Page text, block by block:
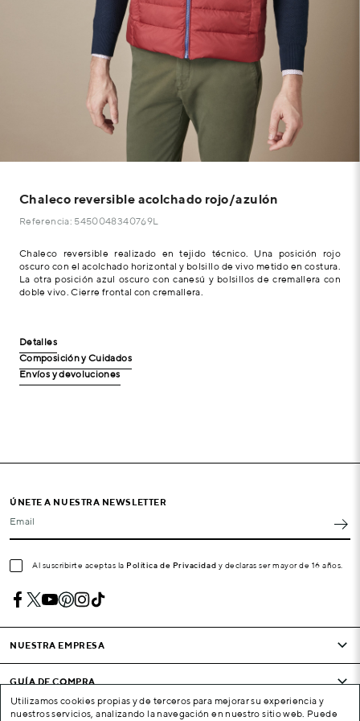
Chaleco reversible acolchado rojo/azulón
Referencia: 5450048340769L
Chaleco reversible realizado en tejido técnico. Una posición rojo
oscuro con el acolchado horizontal y bolsillo de vivo metido en costura.
La otra posición azul oscuro con canesú y bolsillos de cremallera con
doble vivo. Cierre frontal con cremallera.
Detalles
Composición y Cuidados
Envíos y devoluciones
ÚNETE A NUESTRA NEWSLETTER
Email
Al suscribirte aceptas la Política de Privacidad y declaras ser mayor de 16 años.
NUESTRA EMPRESA
GUÍA DE COMPRA
CONDICIONES Y EMPRESA
Utilizamos cookies propias y de terceros para mejorar su experiencia y
nuestros servicios, analizando la navegación en nuestro sitio web. Puede